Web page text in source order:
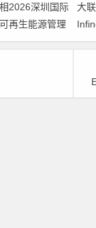
2026深圳国际
再生能源管理
会
大
配